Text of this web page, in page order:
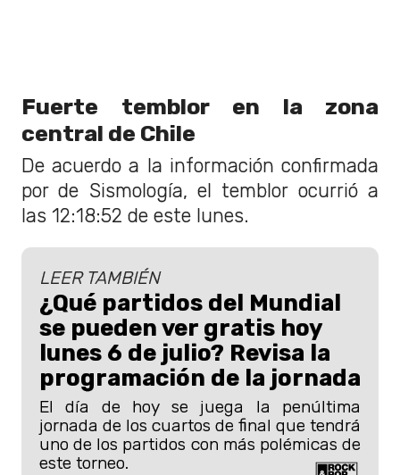
Fuerte temblor en la zona
central de Chile
De acuerdo a la información confirmada
por de Sismología, el temblor ocurrió a
las 12:18:52 de este lunes.
LEER TAMBIÉN
¿Qué partidos del Mundial
se pueden ver gratis hoy
lunes 6 de julio? Revisa la
programación de la jornada
El día de hoy se juega la penúltima
jornada de los cuartos de final que tendrá
uno de los partidos con más polémicas de
este torneo.